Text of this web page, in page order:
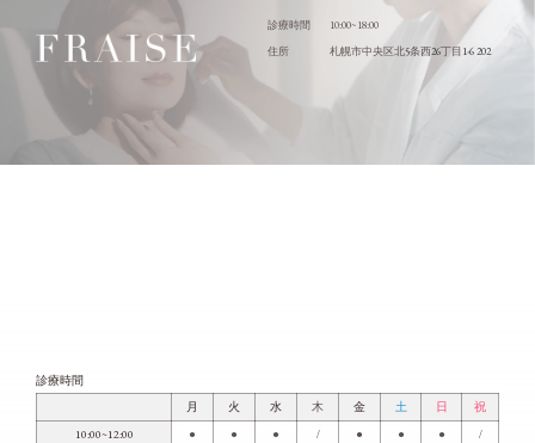
診療時間 10:00~18:00
住所 札幌市中央区北5条西26丁目 1-6 202
診療時間
月
火 水 木 金 土 日 祝
10:00~12:00 ● ● ● / ● ● ● /